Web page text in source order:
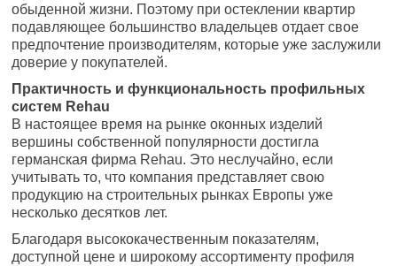
обыденной жизни. Поэтому при остеклении квартир
подавляющее большинство владельцев отдает свое
предпочтение производителям, которые уже заслужили
доверие у покупателей.
Практичность и функциональность профильных
систем Rehau
В настоящее время на рынке оконных изделий
вершины собственной популярности достигла
германская фирма Rehau. Это неслучайно, если
учитывать то, что компания представляет свою
продукцию на строительных рынках Европы уже
несколько десятков лет.
Благодаря высококачественным показателям,
доступной цене и широкому ассортименту профиля